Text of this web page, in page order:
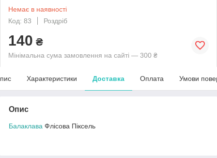
Немає в наявності
Код: 83
Роздріб
140 ₴
Мінімальна сума замовлення на сайті — 300 ₴
Характеристики Доставка Оплата Умови
Опис
Балаклава Флісова Піксель